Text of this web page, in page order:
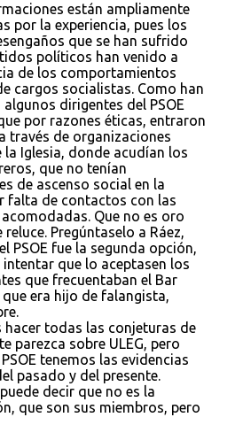
están ampliamente
por la experiencia, pues los
que se han sufrido
políticos han venido a
de los comportamientos
cargos socialistas. Como han
dirigentes del PSOE
por razones éticas, entraron
través de organizaciones
la Iglesia, donde acudían los
que no tenían
de ascenso social en la
falta de contactos con las
Que no es oro
Pregúntaselo a Ráez,
PSOE fue la segunda opción,
intentar que lo aceptasen los
que frecuentaban el Bar
que era hijo de falangista,
hacer todas las conjeturas de
parezca sobre ULEG, pero
tenemos las evidencias
pasado y del presente.
decir que no es la
que son sus miembros, pero